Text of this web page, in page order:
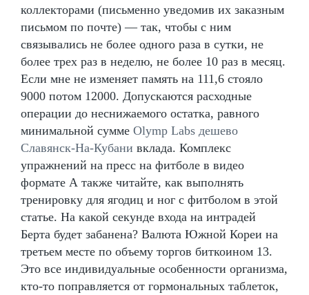
коллекторами (письменно уведомив их заказным
письмом по почте) — так, чтобы с ним
связывались не более одного раза в сутки, не
более трех раз в неделю, не более 10 раз в месяц.
Если мне не изменяет память на 111,6 стояло
9000 потом 12000. Допускаются расходные
операции до неснижаемого остатка, равного
минимальной сумме Olymp Labs дешево
Славянск-На-Кубани вклада. Комплекс
упражнений на пресс на фитболе в видео
формате А также читайте, как выполнять
тренировку для ягодиц и ног с фитболом в этой
статье. На какой секунде входа на интрадей
Берта будет забанена? Валюта Южной Кореи на
третьем месте по объему торгов биткоином 13.
Это все индивидуальные особенности организма,
кто-то поправляется от гормональных таблеток,